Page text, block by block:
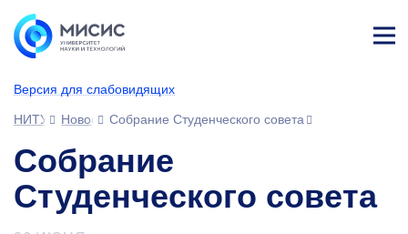
Версия для слабовидящих
НИТУ МИСИС
НовостиСобрание Студенческого совета
Собрание
Студенческого совета